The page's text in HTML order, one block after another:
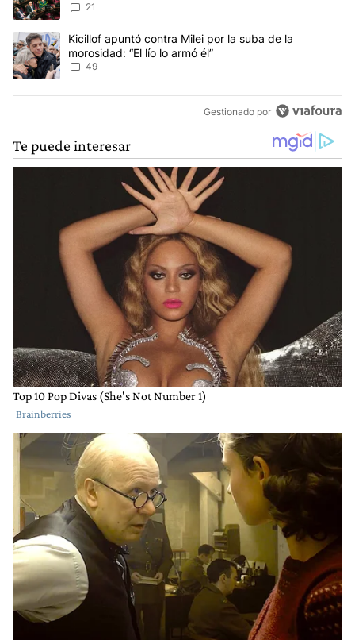
21
Un artículo de tendencia con el título "Kicillof apuntó contra Milei
Kicillof apuntó contra Milei por la suba de la
morosidad: “El lío lo armó él”
49
Gestionado por